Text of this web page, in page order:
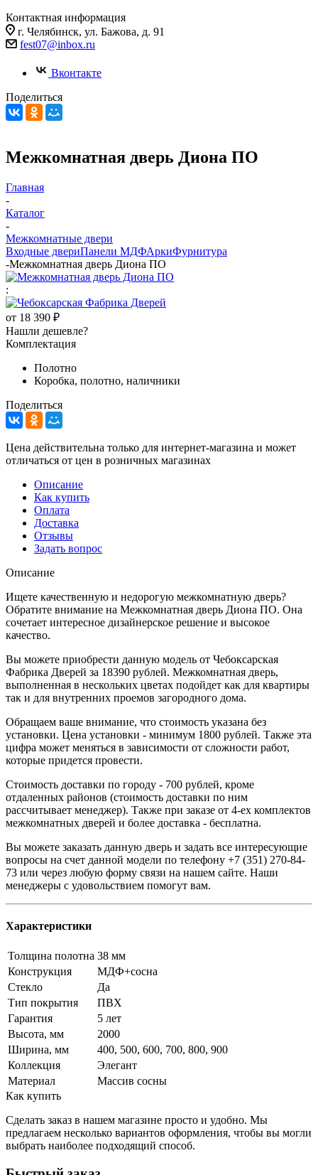
Контактная информация
г. Челябинск, ул. Бажова, д. 91
fest07@inbox.ru
Вконтакте
Поделиться
Межкомнатная дверь Диона ПО
Главная
-
Каталог
-
Межкомнатные двери
Входные двериПанели МДФАркиФурнитура
-Межкомнатная дверь Диона ПО
:
от 18 390 ₽
Нашли дешевле?
Комплектация
Полотно
Коробка, полотно, наличники
Поделиться
Цена действительна только для интернет-магазина и может
отличаться от цен в розничных магазинах
Описание
Как купить
Оплата
Доставка
Отзывы
Задать вопрос
Описание
Ищете качественную и недорогую межкомнатную дверь?
Обратите внимание на Межкомнатная дверь Диона ПО. Она
сочетает интересное дизайнерское решение и высокое
качество.
Вы можете приобрести данную модель от Чебоксарская
Фабрика Дверей за 18390 рублей. Межкомнатная дверь,
выполненная в нескольких цветах подойдет как для квартиры
так и для внутренних проемов загородного дома.
Обращаем ваше внимание, что стоимость указана без
установки. Цена установки - минимум 1800 рублей. Также эта
цифра может меняться в зависимости от сложности работ,
которые придется провести.
Стоимость доставки по городу - 700 рублей, кроме
отдаленных районов (стоимость доставки по ним
рассчитывает менеджер). Также при заказе от 4-ех комплектов
межкомнатных дверей и более доставка - бесплатна.
Вы можете заказать данную дверь и задать все интересующие
вопросы на счет данной модели по телефону +7 (351) 270-84-
73 или через любую форму связи на нашем сайте. Наши
менеджеры с удовольствием помогут вам.
Характеристики
Толщина полотна 38 мм
Конструкция
МДФ+сосна
Стекло
Да
Тип покрытия
ПВХ
Гарантия
5 лет
Высота, мм
2000
Ширина, мм
400, 500, 600, 700, 800, 900
Коллекция
Элегант
Материал
Массив сосны
Как купить
Сделать заказ в нашем магазине просто и удобно. Мы
предлагаем несколько вариантов оформления, чтобы вы могли
выбрать наиболее подходящий способ.